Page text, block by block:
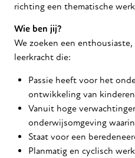
richting een thematische
Wie ben jij?
We zoeken een
leerkracht die:
Passie heeft voor het
ontwikkeling van
Vanuit hoge
onderwijsomgeving
Staat voor een
Planmatig en cyclisch